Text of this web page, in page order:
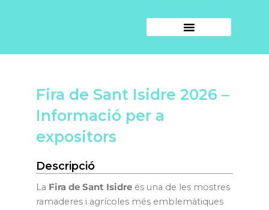
Fira de Sant Isidre 2026 –
Informació per a
expositors
Descripció
La Fira de Sant Isidre és una de les mostres
ramaderes i agrícoles més emblemàtiques